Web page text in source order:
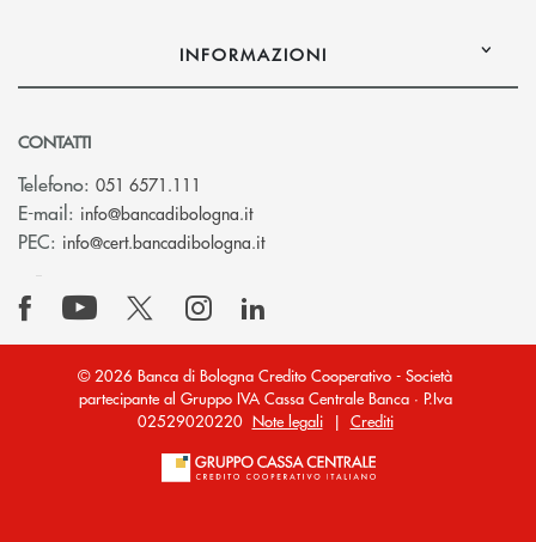
INFORMAZIONI
CONTATTI
Telefono: 051 6571.111
E-mail: info@bancadibologna.it(si apre l’app di posta elettronica)
PEC: info@cert.bancadibologna.it(si apre l’app di posta
© 2026 Banca di Bologna Credito Cooperativo - Società
partecipante al Gruppo IVA Cassa Centrale Banca · P.Iva
02529020220 Note legali| Crediti